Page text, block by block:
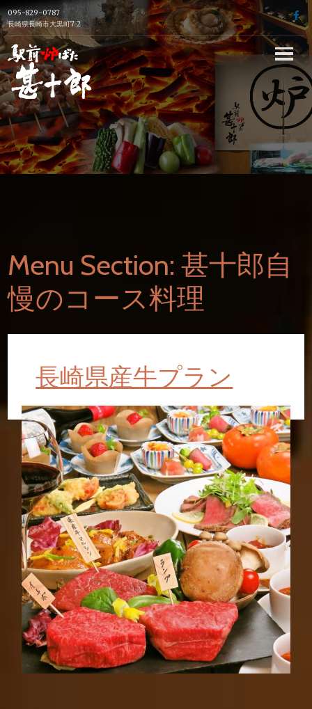
Skip
to
content
095-829-0787
長崎県長崎市大黒町7-2
長崎駅前の炉端
焼き居酒屋【駅
前炉端 甚十郎】
の公式ホームペ
Menu Section:甚十郎自
慢のコース料理
長崎県産牛プラン